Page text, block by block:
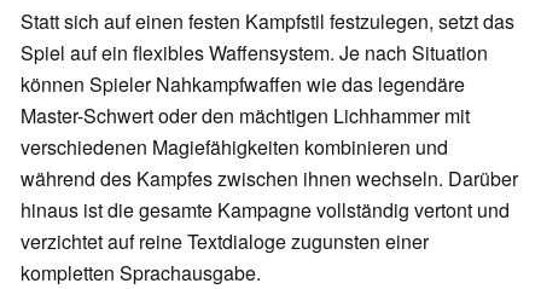
Statt sich auf einen festen Kampfstil festzulegen, setzt das
Spiel auf ein flexibles Waffensystem. Je nach Situation
können Spieler Nahkampfwaffen wie das legendäre
Master-Schwert oder den mächtigen Lichhammer mit
verschiedenen Magiefähigkeiten kombinieren und
während des Kampfes zwischen ihnen wechseln. Darüber
hinaus ist die gesamte Kampagne vollständig vertont und
verzichtet auf reine Textdialoge zugunsten einer
kompletten Sprachausgabe.